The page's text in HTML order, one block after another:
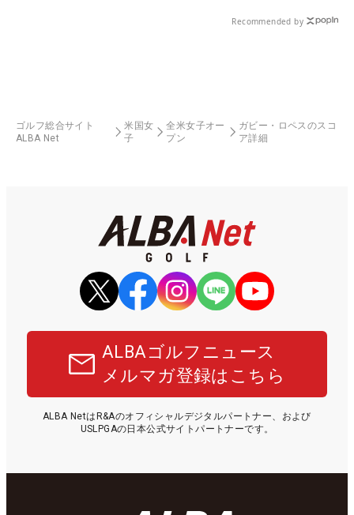
Recommended by
ゴルフ総合サイト
ALBA Net
米国女
子
全米女子オー
プン
ガビー・ロペスのスコ
ア詳細
ALBAゴルフニュース
メルマガ登録はこちら
ALBA NetはR&Aのオフィシャルデジタルパートナー、および
USLPGAの日本公式サイトパートナーです。